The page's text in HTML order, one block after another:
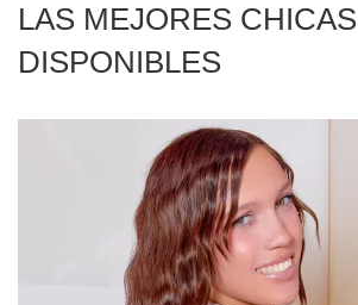
LAS MEJORES CHICAS
DISPONIBLES